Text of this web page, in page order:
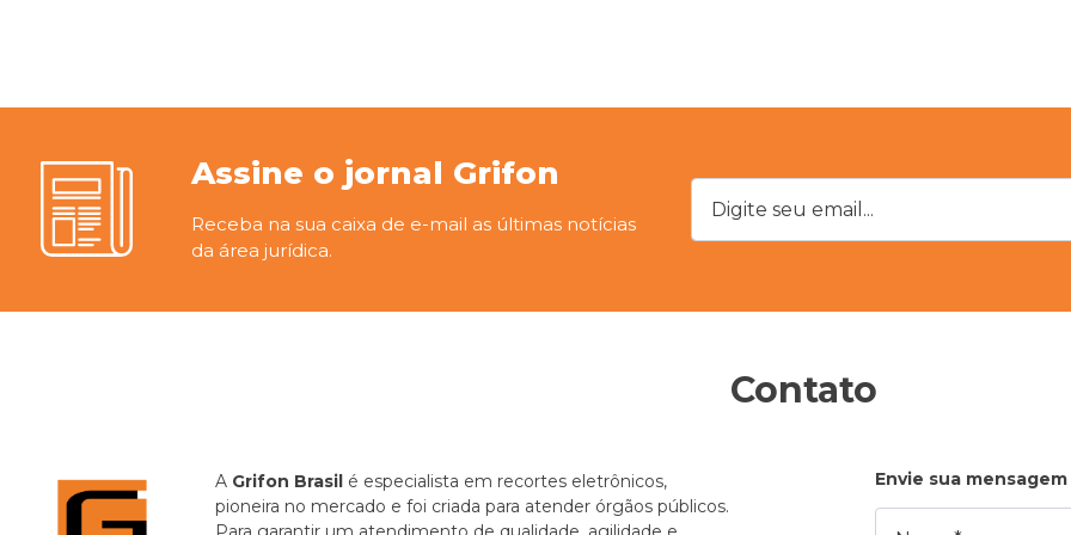
Assine o jornal Grifon
Receba na sua caixa de e-mail as últimas notícias
da área jurídica.
Digite seu email...
Contato
A Grifon Brasil é especialista em recortes eletrônicos,
pioneira no mercado e foi criada para atender órgãos públicos.
Envie sua mensagem